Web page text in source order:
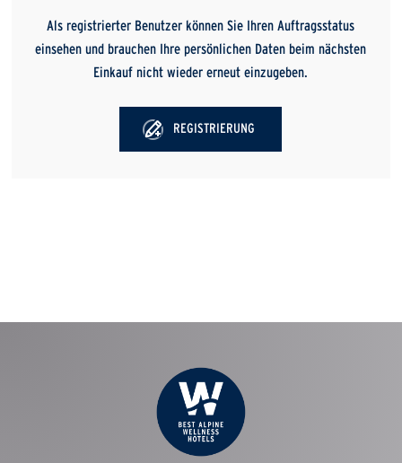
Als registrierter Benutzer können Sie Ihren Auftragsstatus
einsehen und brauchen Ihre persönlichen Daten beim nächsten
Einkauf nicht wieder erneut einzugeben.
REGISTRIERUNG